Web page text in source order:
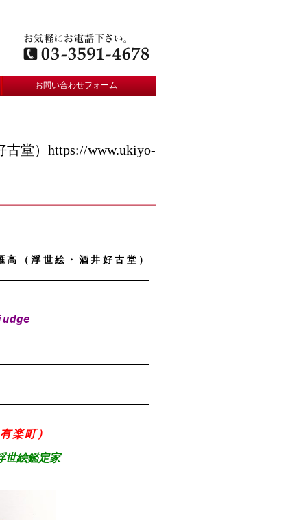
お問い合わせフォーム
堂）https://www.ukiyo-
（浮世絵・酒井好古堂）
楽町）
絵鑑定家